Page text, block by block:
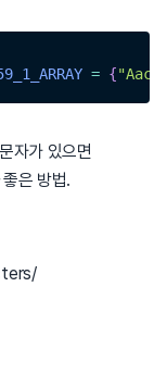
= {
자가 있으면
은 방법.